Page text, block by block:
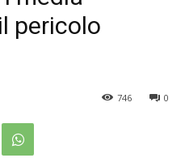
pericolo
0
746